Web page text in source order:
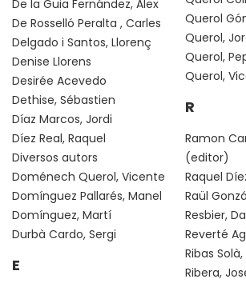
De la Guia Fernández, Àlex
De Rosselló Peralta , Carles
Delgado i Santos, Llorenç
Denise Llorens
Desirée Acevedo
Dethise, Sébastien
Díaz Marcos, Jordi
Díez Real, Raquel
Diversos autors
Doménech Querol, Vicente
Domínguez Pallarés, Manel
Domínguez, Martí
Durbà Cardo, Sergi
E
Querol
Querol,
Querol,
Querol,
R
Ramon
(editor)
Raquel
Raül
Resbier,
Reverté
Ribas
Ribera,